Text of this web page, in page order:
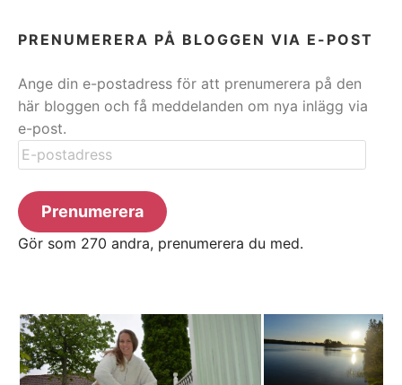
PRENUMERERA PÅ BLOGGEN VIA E-POST
Ange din e-postadress för att prenumerera på den
här bloggen och få meddelanden om nya inlägg via
e-post.
E-
postadress
Prenumerera
Gör som 270 andra, prenumerera du med.